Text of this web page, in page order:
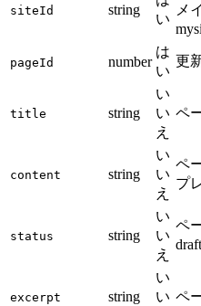
siteId string
い
メ
pageId number
は
い
更
title string
い
い
え
ペ
content string
い
い
え
ペ
プ
status string
い
い
え
ペ
excerpt string
い
い ペ